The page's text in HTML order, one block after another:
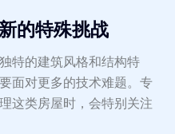
的特殊挑战
特的建筑风格和结构特
面对更多的技术难题。专
这类房屋时，会特别关注